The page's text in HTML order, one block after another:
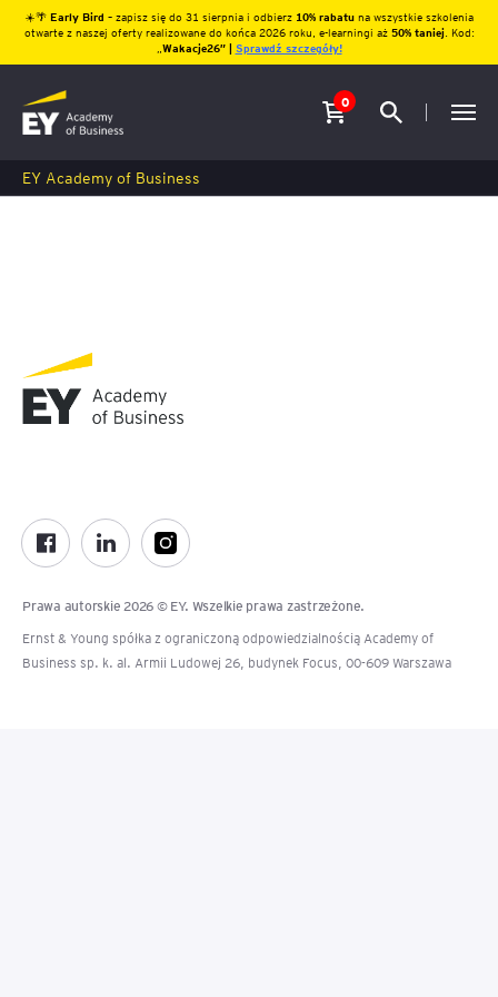
☀️🌴 Early Bird – zapisz się do 31 sierpnia i odbierz10% rabatu na wszystkie szkolenia
otwarte z naszej oferty realizowane do końca 2026 roku, e-learningi aż 50% taniej. Kod:
Wakacje26″ | Sprawdź szczegóły!
0
EY Academy of Business
Prawa autorskie 2026 © EY. Wszelkie prawa zastrzeżone.
Ernst & Young spółka z ograniczoną odpowiedzialnością Academy of
Business sp. k. al. Armii Ludowej 26, budynek Focus, 00-609 Warszawa